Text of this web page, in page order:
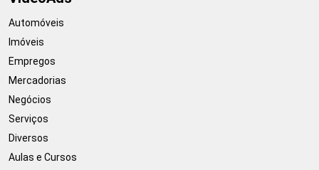
Automóveis
Imóveis
Empregos
Mercadorias
Negócios
Serviços
Diversos
Aulas e Cursos